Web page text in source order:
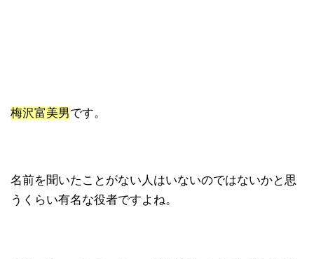
梅沢富美男です。
名前を聞いたことがない人はいないのではないかと思
うくらい有名な役者ですよね。